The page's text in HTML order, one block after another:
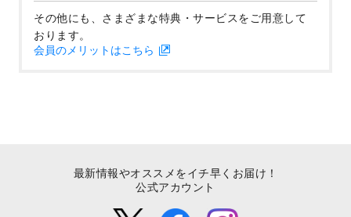
その他にも、さまざまな特典・サービスをご用意して
おります。
会員のメリットはこちら
最新情報やオススメをイチ早くお届け！
公式アカウント